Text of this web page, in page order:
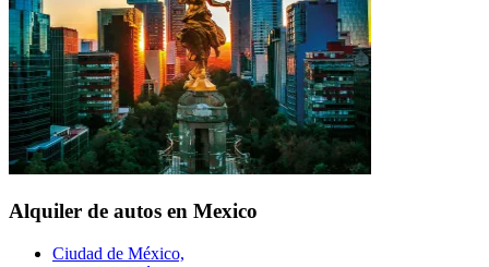
Alquiler de autos en Mexico
Ciudad de México,